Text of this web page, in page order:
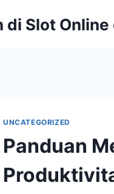
Slot
UNCATEGORIZED
Panduan